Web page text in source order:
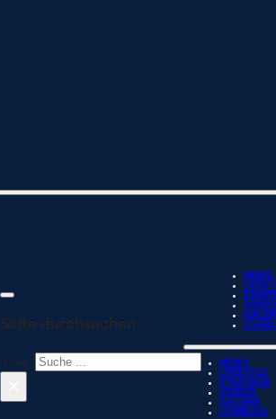
Seite durchsuchen
NEWS
NEWS
LIFESTYLE
STRATEGIE
VIDEOS
GALERIE
LIVEBLOG